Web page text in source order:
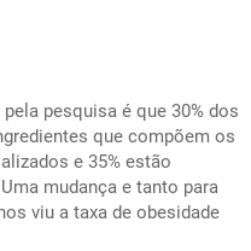
pesquisa é que 30% dos
que compõem os
e 35% estão
mudança e tanto para
viu a taxa de obesidade